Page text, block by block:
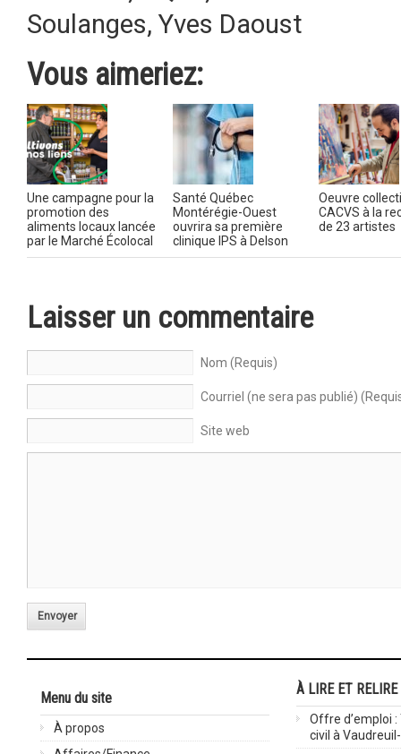
Soulanges, Yves Daoust
Vous aimeriez:
Une campagne pour la
promotion des
aliments locaux lancée
par le Marché Écolocal
Santé Québec
Montérégie-Ouest
ouvrira sa première
clinique IPS à Delson
Oeuvre
CACVS à la
de 23 artistes
Laisser un commentaire
Nom (Requis)
Courriel (ne sera pas publié)
Site web
Envoyer
Menu du site
À propos
À LIRE ET RELIRE
Offre d’emploi
civil à